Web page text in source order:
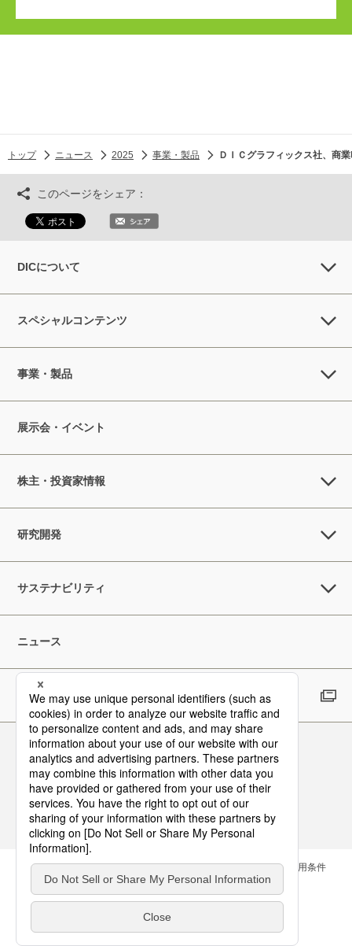
トップ ニュース 2025 事業・製品 ＤＩＣグラフィックス社、商
このページをシェア：
DICについて
スペシャルコンテンツ
事業・製品
展示会・イベント
株主・投資家情報
研究開発
サステナビリティ
ニュース
採用情報
Follow Us
お問い合わせ サイトマップ メールマガジン
ご利用条件
個人情報保護方針